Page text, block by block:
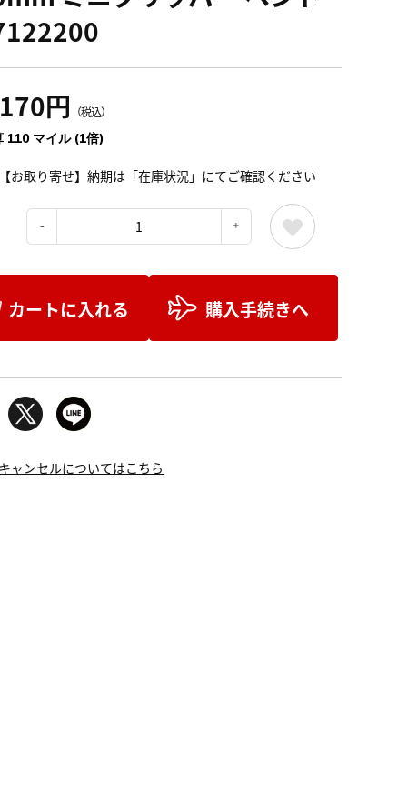
円 （税込）
110 マイル (1倍)
お取り寄せ】納期は「在庫状況」にてご確認ください
カートに入れる 購入手続きへ
ャンセルについてはこちら